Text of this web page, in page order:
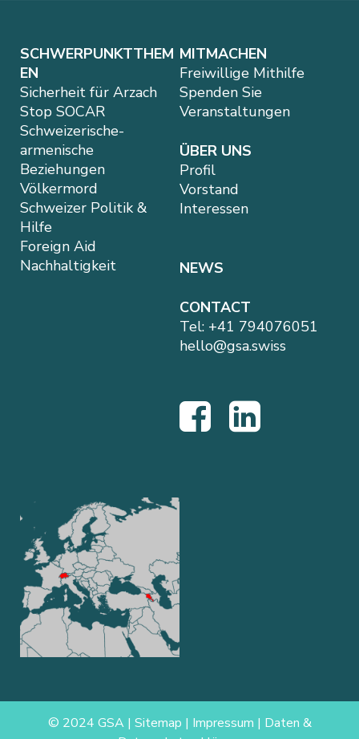
SCHWERPUNKTTHEM
EN
Sicherheit für Arzach
Stop SOCAR
Schweizerische-
armenische
Beziehungen
Völkermord
Schweizer Politik &
Hilfe
Foreign Aid
Nachhaltigkeit
MITMACHEN
Freiwillige Mithilfe
Spenden Sie
Veranstaltungen
ÜBER UNS
Profil
Vorstand
Interessen
NEWS
CONTACT
Tel: +41 794076051
hello@gsa.swiss
© 2024 GSA | Sitemap | Impressum | Daten &